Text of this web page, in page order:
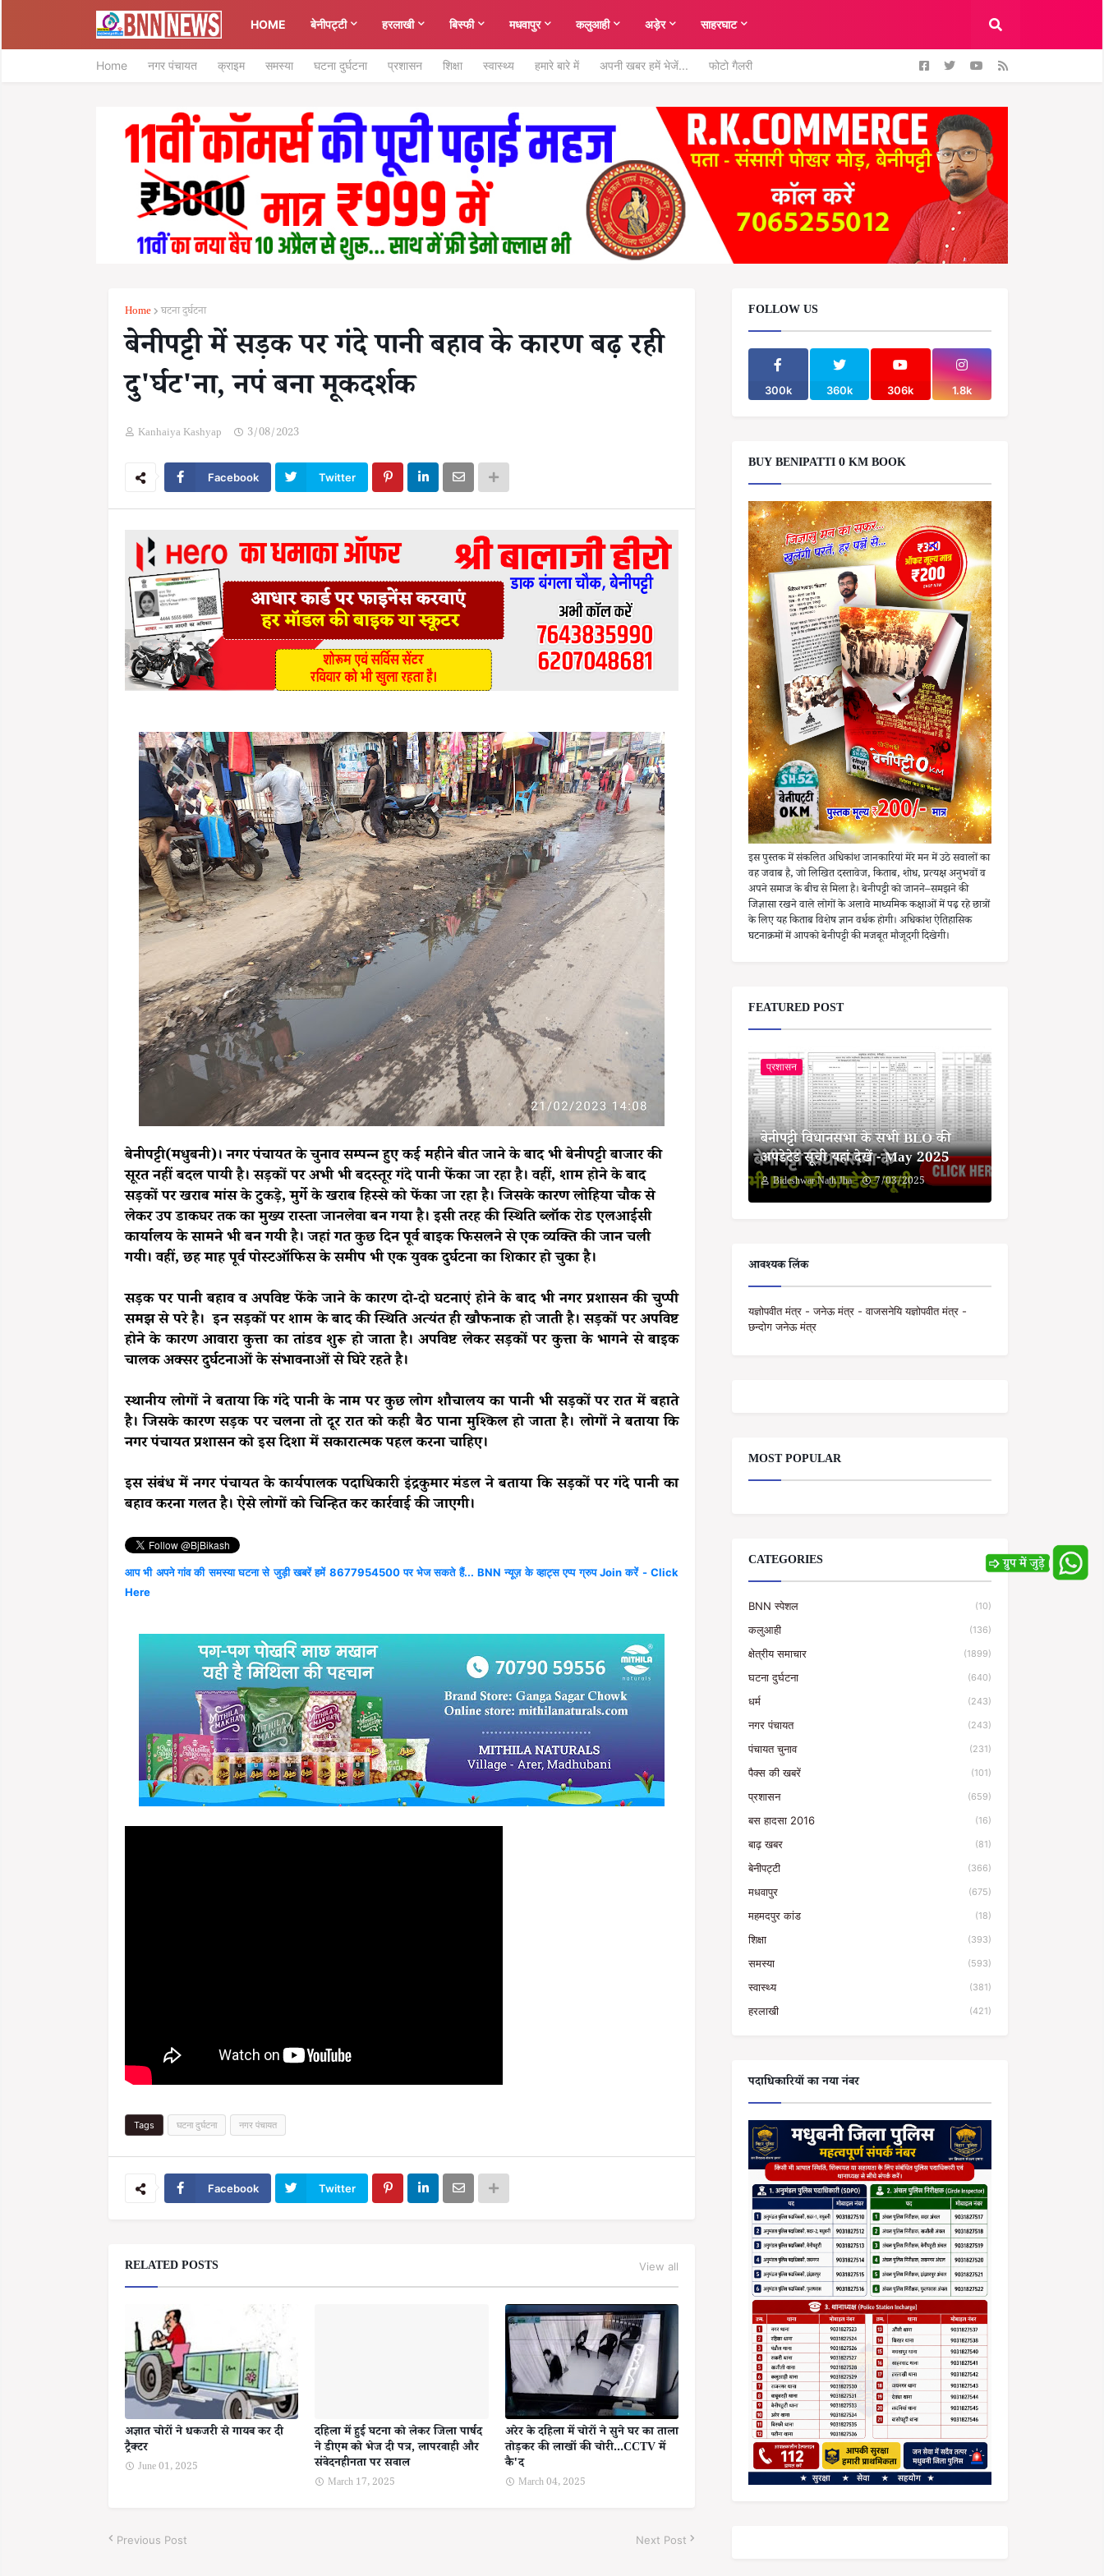
HOME बेनीपट्टी हरलाखी बिस्फी मधवापुर कलुआही अड़ेर साहरघाट
Home नगर पंचायत क्राइम समस्या घटना दुर्घटना प्रशासन शिक्षा स्वास्थ्य हमारे बारे में अपनी खबर हमें भेजें... फोटो गैलरी
Home घटना दुर्घटना
बेनीपट्टी में सड़क पर गंदे पानी बहाव के कारण बढ़ रही
दु'र्घट'ना, नपं बना मूकदर्शक
Kanhaiya Kashyap 3/08/2023
Facebook Twitter
बेनीपट्टी(मधुबनी)। नगर पंचायत के चुनाव सम्पन्न हुए कई महीने बीत जाने के बाद भी बेनीपट्टी बाजार की
सूरत नहीं बदल पायी है। सड़कों पर अभी भी बदस्तूर गंदे पानी फेंका जा रहा है। वहीं, शाम होने के बाद
सड़कों पर खराब मांस के टुकड़े, मुर्गे के खराब हिस्से को फेंका जा रहा है। जिसके कारण लोहिया चौक से
लेकर उप डाकघर तक का मुख्य रास्ता जानलेवा बन गया है। इसी तरह की स्थिति ब्लॉक रोड एलआईसी
कार्यालय के सामने भी बन गयी है। जहां गत कुछ दिन पूर्व बाइक फिसलने से एक व्यक्ति की जान चली
गयी। वहीं, छह माह पूर्व पोस्टऑफिस के समीप भी एक युवक दुर्घटना का शिकार हो चुका है।
सड़क पर पानी बहाव व अपविष्ट फेंके जाने के कारण दो-दो घटनाएं होने के बाद भी नगर प्रशासन की चुप्पी
समझ से परे है। इन सड़कों पर शाम के बाद की स्थिति अत्यंत ही खौफनाक हो जाती है। सड़कों पर अपविष्ट
होने के कारण आवारा कुत्ता का तांडव शुरू हो जाता है। अपविष्ट लेकर सड़कों पर कुत्ता के भागने से बाइक
चालक अक्सर दुर्घटनाओं के संभावनाओं से घिरे रहते है।
स्थानीय लोगों ने बताया कि गंदे पानी के नाम पर कुछ लोग शौचालय का पानी भी सड़कों पर रात में बहाते
है। जिसके कारण सड़क पर चलना तो दूर रात को कही बैठ पाना मुश्किल हो जाता है। लोगों ने बताया कि
नगर पंचायत प्रशासन को इस दिशा में सकारात्मक पहल करना चाहिए।
इस संबंध में नगर पंचायत के कार्यपालक पदाधिकारी इंद्रकुमार मंडल ने बताया कि सड़कों पर गंदे पानी का
बहाव करना गलत है। ऐसे लोगों को चिन्हित कर कार्रवाई की जाएगी।
आप भी अपने गांव की समस्या घटना से जुड़ी खबरें हमें 8677954500 पर भेज सकते हैं... BNN न्यूज़ के व्हाट्स एप्प ग्रुप Join करें - Click
Here
Tags घटना दुर्घटना नगर पंचायत
Facebook Twitter
RELATED POSTS View all
अज्ञात चोरों ने धकजरी से गायब कर दी
ट्रैक्टर
June 01, 2025
दहिला में हुई घटना को लेकर जिला पार्षद
ने डीएम को भेज दी पत्र, लापरवाही और
संवेदनहीनता पर सवाल
March 17, 2025
अरेर के दहिला में चोरों ने सुने घर का ताला
तोड़कर की लाखों की चोरी...CCTV में
कै'द
March 04, 2025
Previous Post Next Post
FOLLOW US
300k 360k 306k 1.8k
BUY BENIPATTI 0 KM BOOK
इस पुस्तक में संकलित अधिकांश जानकारियां मेरे मन में उठे सवालों का
वह जवाब है, जो लिखित दस्तावेज, किताब, शोध, प्रत्यक्ष अनुभवों व
अपने समाज के बीच से मिला है। बेनीपट्टी को जानने–समझने की
जिज्ञासा रखने वाले लोगों के अलावे माध्यमिक कक्षाओं में पढ़ रहे छात्रों
के लिए यह किताब विशेष ज्ञान वर्धक होगी। अधिकांश ऐतिहासिक
घटनाक्रमों में आपको बेनीपट्टी की मजबूत मौजूदगी दिखेगी।
FEATURED POST
प्रशासन
बेनीपट्टी विधानसभा के सभी BLO की
अपडेटेड सूची यहां देखें - May 2025
Bideshwar Nath Jha 7/03/2025
आवश्यक लिंक
यज्ञोपवीत मंत्र - जनेऊ मंत्र - वाजसनेयि यज्ञोपवीत मंत्र -
छन्दोग जनेऊ मंत्र
MOST POPULAR
CATEGORIES
BNN स्पेशल (10)
कलुआही (136)
क्षेत्रीय समाचार (1899)
घटना दुर्घटना (640)
धर्म (243)
नगर पंचायत (243)
पंचायत चुनाव (231)
पैक्स की खबरें (101)
प्रशासन (659)
बस हादसा 2016 (16)
बाढ़ खबर (81)
बेनीपट्टी (366)
मधवापुर (675)
महमदपुर कांड (18)
शिक्षा (393)
समस्या (593)
स्वास्थ्य (381)
हरलाखी (421)
पदाधिकारियों का नया नंबर